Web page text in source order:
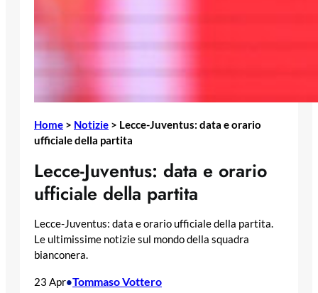
Home > Notizie > Lecce-Juventus: data e orario
ufficiale della partita
Lecce-Juventus: data e orario
ufficiale della partita
Lecce-Juventus: data e orario ufficiale della partita.
Le ultimissime notizie sul mondo della squadra
bianconera.
23 Apr•Tommaso Vottero